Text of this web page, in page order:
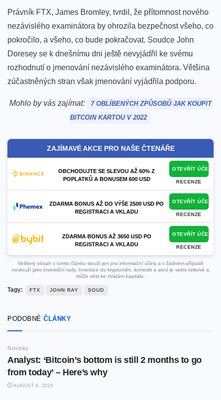
Právník FTX, James Bromley, tvrdil, že přítomnost nového
nezávislého examinátora by ohrozila bezpečnost všeho, co
pokročilo, a všeho, co bude pokračovat. Soudce John
Doresey se k dnešnímu dni ještě nevyjádřil ke svému
rozhodnutí o jmenování nezávislého examinátora. Většina
zúčastněných stran však jmenování vyjádřila podporu.
Mohlo by vás zajímat:
7 OBLÍBENÝCH ZPŮSOBŮ JAK KOUPIT
BITCOIN KARTOU V 2022
ZAJÍMAVÉ AKCE PRO NAŠE ČTENÁŘE
OBCHODUJTE SE SLEVOU AŽ 60% Z
POPLATKŮ A BONUSEM 600 USD
OTEVŘÍT ÚČET
RECENZE
ZDARMA BONUS AŽ DO VÝŠE 2500 USD PO
REGISTRACI A VKLADU
OTEVŘÍT ÚČET
RECENZE
ZDARMA BONUS AŽ 3650 USD PO
REGISTRACI A VKLADU
OTEVŘÍT ÚČET
RECENZE
Veškerý obsah v tomto článku slouží jen pro informační účely a v žádném případě
neslouží jako investiční rady. Investice do kryptoměn, komodit a akcií je velmi rizikové a
může vést ke ztrátám kapitálu.
Tagy: FTX JOHN RAY SOUD
PODOBNÉ ČLÁNKY
Novinky
Analyst: ‘Bitcoin’s bottom is still 2 months to go
from today’ – Here’s why
AUGUST 6, 2026